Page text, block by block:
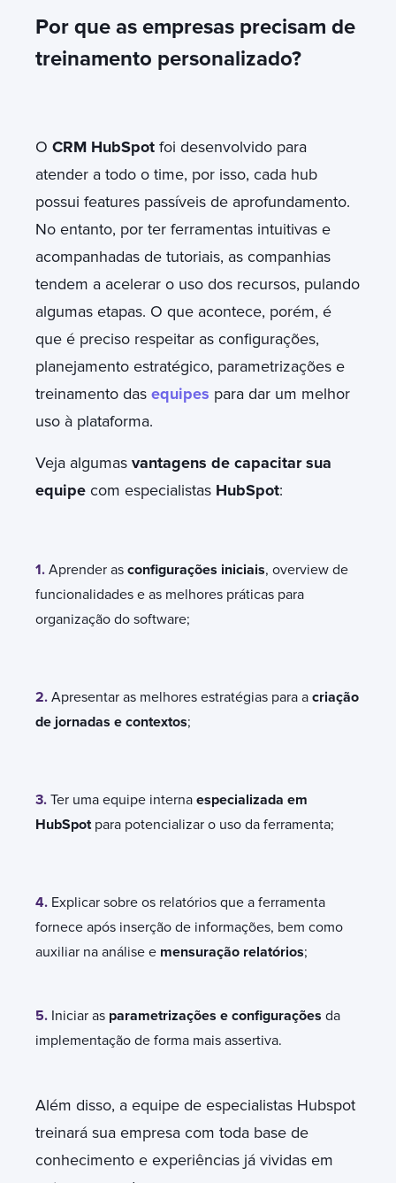
Por que as empresas precisam de
treinamento personalizado?
O CRM HubSpot foi desenvolvido para
atender a todo o time, por isso, cada hub
possui features passíveis de aprofundamento.
No entanto, por ter ferramentas intuitivas e
acompanhadas de tutoriais, as companhias
tendem a acelerar o uso dos recursos, pulando
algumas etapas. O que acontece, porém, é
que é preciso respeitar as configurações,
planejamento estratégico, parametrizações e
treinamento das equipes para dar um melhor
uso à plataforma.
Veja algumas vantagens de capacitar sua
equipe com especialistas HubSpot:
1. Aprender as configurações iniciais, overview de
funcionalidades e as melhores práticas para
organização do software;
2. Apresentar as melhores estratégias para a criação
de jornadas e contextos;
3. Ter uma equipe interna especializada em
HubSpotpara potencializar o uso da ferramenta;
4. Explicar sobre os relatórios que a ferramenta
fornece após inserção de informações, bem como
auxiliar na análise e mensuração relatórios;
5. Iniciar as parametrizações e configurações da
implementação de forma mais assertiva.
Além disso, a equipe de especialistas Hubspot
treinará sua empresa com toda base de
conhecimento e experiências já vividas em